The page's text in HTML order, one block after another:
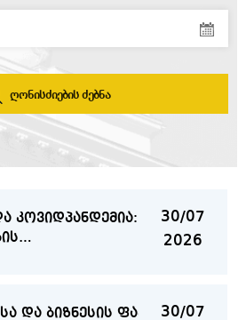
ღონისძიების ძებნა
და
საკითხებზე
15/07
2026
თსუ-ში
კოვიდპანდემია:
30/07
2026
და ბიზნესის ფაკულტეტზე
30/07